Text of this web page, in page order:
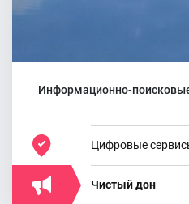
Информационно-
Цифровые
Чистый дон